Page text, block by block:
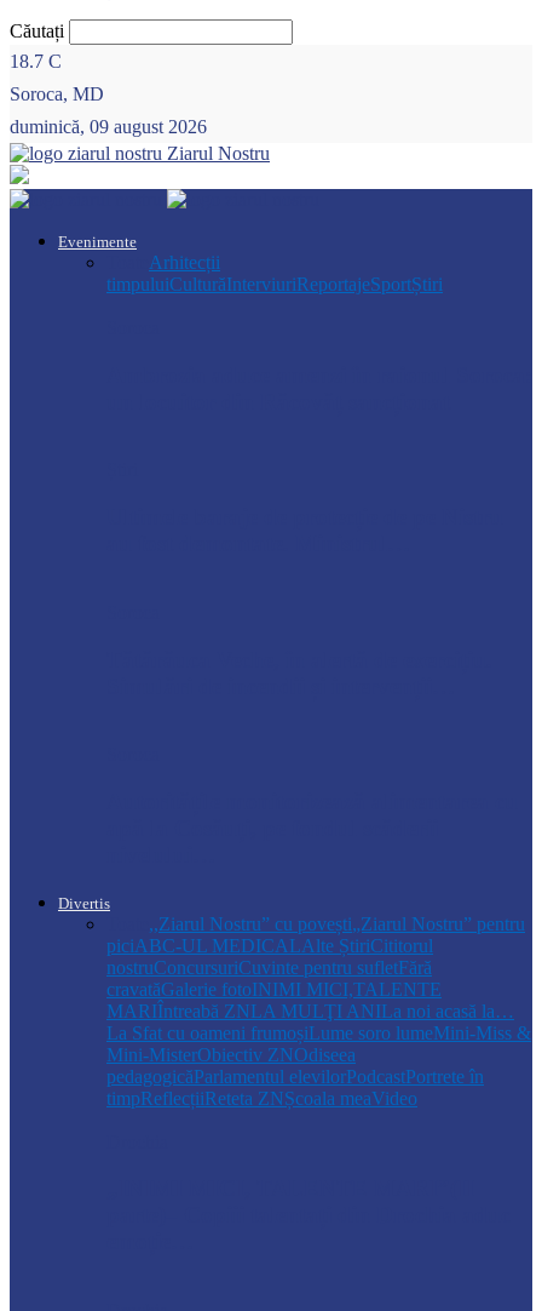
Căutați
18.7 C
Soroca, MD
duminică, 09 august 2026
Ziarul Nostru
Evenimente
Arhitecții
timpuluiCulturăInterviuriReportajeSportȘtiri
Divertis
,,Ziarul Nostru” cu povești„Ziarul Nostru” pentru
piciABC-UL MEDICALAlte ȘtiriCititorul
nostruConcursuriCuvinte pentru sufletFără
cravatăGalerie fotoINIMI MICI,TALENTE
MARIÎntreabă ZNLA MULŢI ANILa noi acasă la…
La Sfat cu oameni frumoșiLume soro lumeMini-Miss &
Mini-MisterObiectiv ZNOdiseea
pedagogicăParlamentul elevilorPodcastPortrete în
timpReflecțiiReteta ZNȘcoala meaVideo